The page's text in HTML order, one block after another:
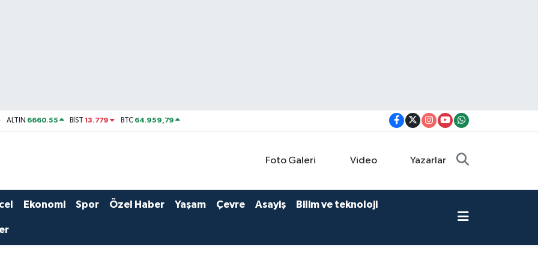
ALTIN 6660.55 BİST13.779 BTC 64.959,79
Foto Galeri Video Yazarlar
Ekonomi Spor Özel Haber Yaşam Çevre Asayiş Bilim ve teknoloji